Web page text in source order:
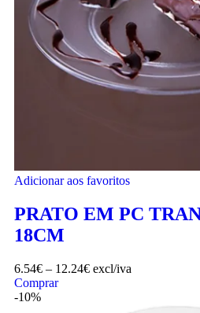
Adicionar aos favoritos
PRATO EM PC
18CM
6.54€ – 12.24€ excl/iva
Comprar
-10%